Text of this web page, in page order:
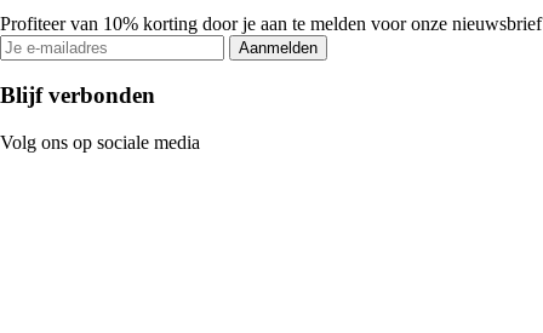
Profiteer van 10% korting door je aan te melden voor onze nieuwsbrief
Aanmelden
Blijf verbonden
Volg ons op sociale media